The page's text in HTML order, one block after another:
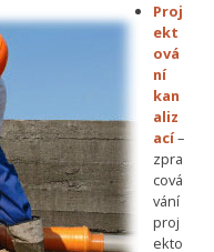
Proj
ekt
ová
ní
kan
aliz
ací–
zpra
cová
vání
proj
ekto